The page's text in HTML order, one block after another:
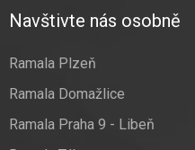
Navštivte nás osobně
Ramala Plzeň
Ramala Domažlice
Ramala Praha 9 - Libeň